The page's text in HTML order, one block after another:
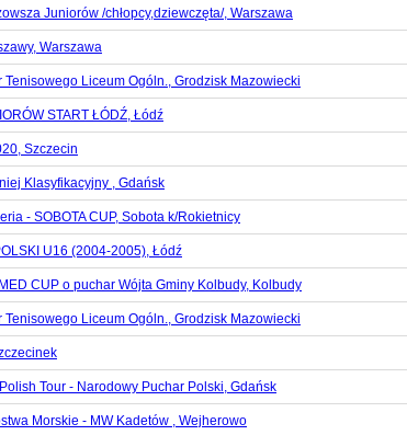
Juniorów /chłopcy,dziewczęta/, Warszawa
Warszawa
Tenisowego Liceum Ogóln., Grodzisk Mazowiecki
START ŁÓDŹ, Łódź
Szczecin
Klasyfikacyjny , Gdańsk
- SOBOTA CUP, Sobota k/Rokietnicy
U16 (2004-2005), Łódź
CUP o puchar Wójta Gminy Kolbudy, Kolbudy
Tenisowego Liceum Ogóln., Grodzisk Mazowiecki
Tour - Narodowy Puchar Polski, Gdańsk
Morskie - MW Kadetów , Wejherowo